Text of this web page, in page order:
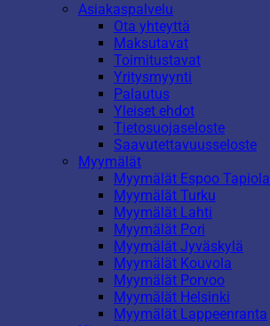
Asiakaspalvelu
Ota yhteyttä
Maksutavat
Toimitustavat
Yritysmyynti
Palautus
Yleiset ehdot
Tietosuojaseloste
Saavutettavuusseloste
Myymälät
Myymälät Espoo Tapiola
Myymälät Turku
Myymälät Lahti
Myymälät Pori
Myymälät Jyväskylä
Myymälät Kouvola
Myymälät Porvoo
Myymälät Helsinki
Myymälät Lappeenranta